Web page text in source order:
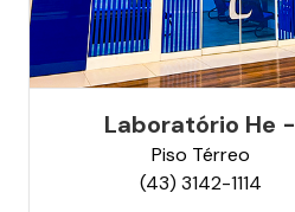
Laboratório He -
Análises Clínicas
Piso Térreo
(43) 3142-1114